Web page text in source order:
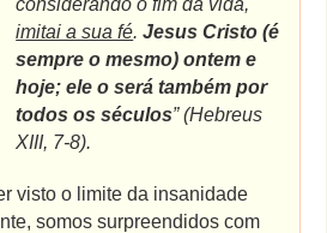
considerando o fim da vida,
imitai a sua fé.Jesus Cristo (é
sempre o mesmo) ontem e
hoje; ele o será também por
todos os séculos” (Hebreus
XIII, 7-8).
visto o limite da insanidade
somos surpreendidos com